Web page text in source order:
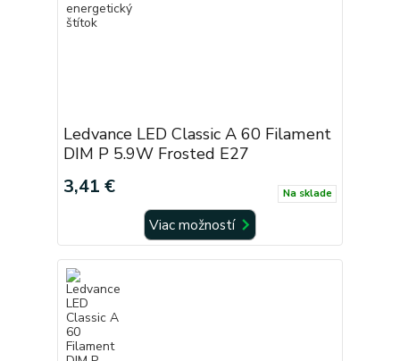
Ledvance LED Classic A 60 Filament
DIM P 5.9W Frosted E27
3,41 € Na sklade
Viac možností